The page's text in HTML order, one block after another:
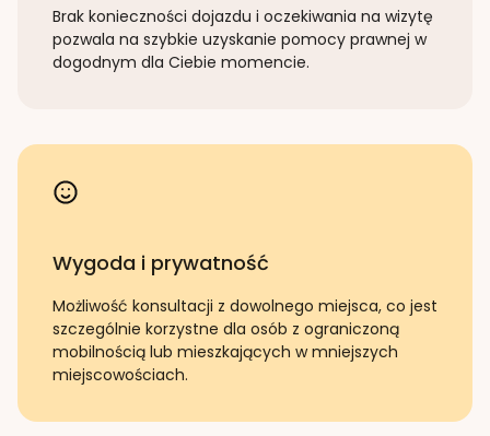
Brak konieczności dojazdu i oczekiwania na wizytę
pozwala na szybkie uzyskanie pomocy prawnej w
dogodnym dla Ciebie momencie.
Wygoda i prywatność
Możliwość konsultacji z dowolnego miejsca, co jest
szczególnie korzystne dla osób z ograniczoną
mobilnością lub mieszkających w mniejszych
miejscowościach.